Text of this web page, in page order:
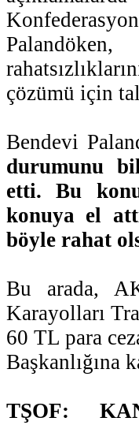
çözümü için
Bendevi
durumunu
etti. Bu
konuya el
böyle rahat
Bu arada,
Karayolları
60 TL para
Başkanlığına
TŞOF: